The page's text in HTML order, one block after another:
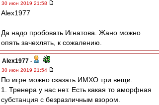
30 июн 2019 21:58
Alex1977
Да надо пробовать Игнатова. Жано можно
опять зачехлять, к сожалению.
Alex1977 -
30 июн 2019 21:54
По игре можно сказать ИМХО три вещи:
1. Тренера у нас нет. Есть какая то аморфная
субстанция с безразличным взором.